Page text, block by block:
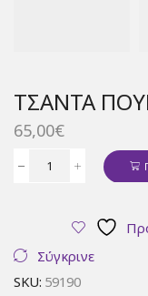
ΤΣΆΝΤΑ
65,00€
Τσάντα
ποσότητα
Σύγκρινε
SKU: 59190